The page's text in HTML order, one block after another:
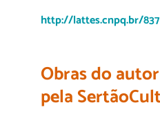
http://lattes.cnpq.br/
Obras do
pela